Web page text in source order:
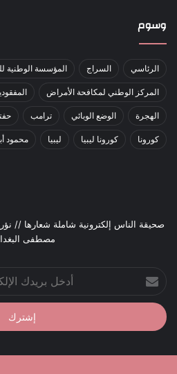
وسوم
الرئاسي السراج المؤسسة الوطنية
المركز الوطني لمكافحة الأمراض
الهجرة الوضع الوبائي ترامب
كورونا كورونا ليبيا ليبيا محمود
صحيقة الناس إلكترونية شاملة شعارها //
مصطفى
بريدك
الإلكتروني